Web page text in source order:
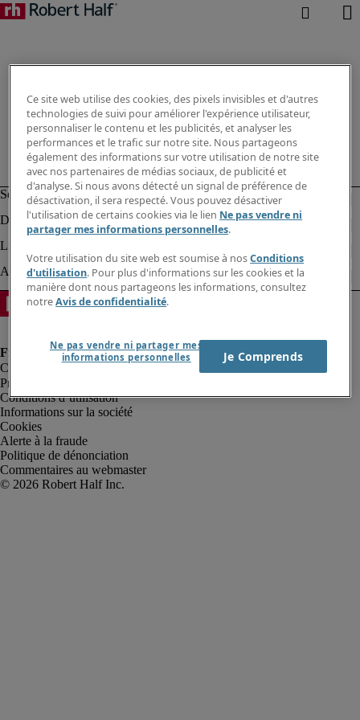
Protection des données personnelles
Conditions d’utilisation
Informations sur la société
Cookies
Alerte à la fraude
Politique de dénonciation
Commentaires au webmaster
Ce site web utilise des cookies, des pixels invisibles et d'autres
technologies de suivi pour améliorer l'expérience utilisateur,
personnaliser le contenu et les publicités, et analyser les
performances et le trafic sur notre site. Nous partageons
également des informations sur votre utilisation de notre site
avec nos partenaires de médias sociaux, de publicité et
d'analyse. Si nous avons détecté un signal de préférence de
désactivation, il sera respecté. Vous pouvez désactiver
l'utilisation de certains cookies via le lien Ne pas vendre ni
partager mes informations personnelles.
Votre utilisation du site web est soumise à nosConditions
d'utilisation. Pour plus d'informations sur les cookies et la
manière dont nous partageons les informations, consultez
notreAvis de confidentialité.
Ne pas vendre ni partager mes
informations personnelles
Je Comprends